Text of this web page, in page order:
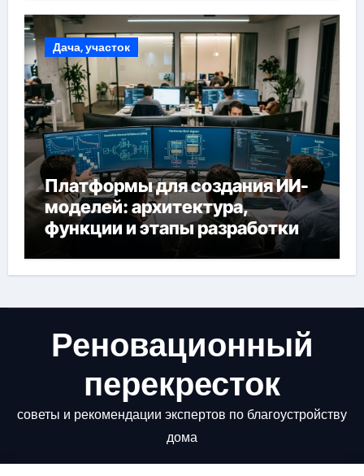
Дача, участок
Платформы для создания ИИ-
моделей: архитектура,
функции и этапы разработки
Реновационный
перекресток
советы и рекомендации экспертов по благоустройству
дома